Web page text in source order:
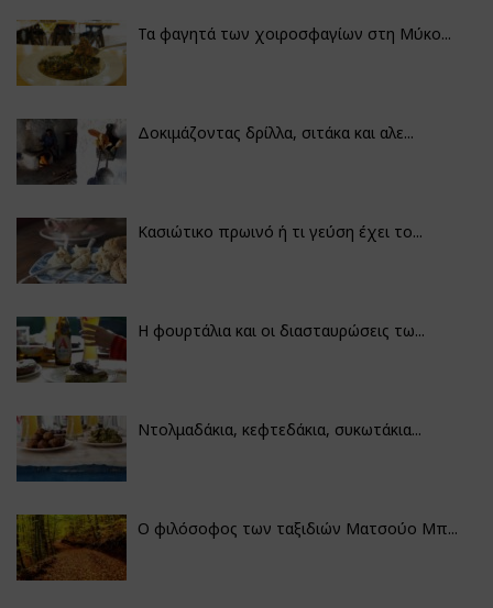
Τα φαγητά των χοιροσφαγίων στη Μύκο...
Δοκιμάζοντας δρίλλα, σιτάκα και αλε...
Κασιώτικο πρωινό ή τι γεύση έχει το...
Η φουρτάλια και οι διασταυρώσεις τω...
Ντολμαδάκια, κεφτεδάκια, συκωτάκια...
Ο φιλόσοφος των ταξιδιών Ματσούο Μπ...